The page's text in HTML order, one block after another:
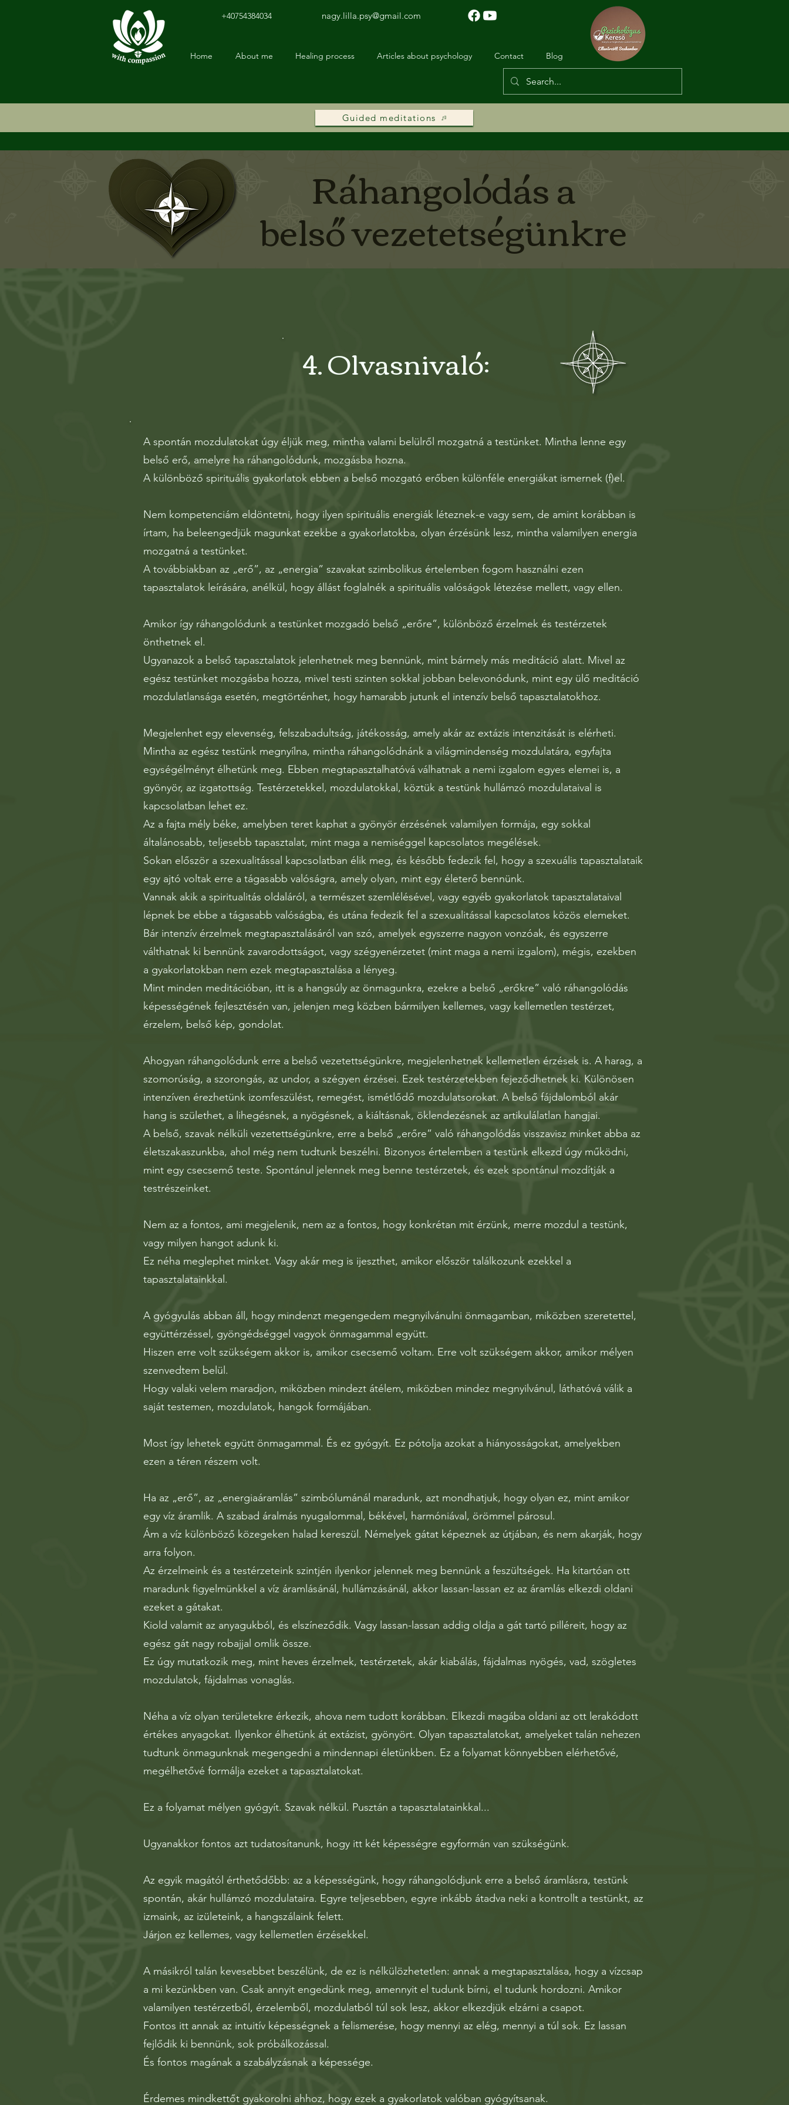
+40754384034 nagy.lilla.psy@gmail.com
Home About me Healing process Articles about psychology Contact Blog
Guided meditations
Ráhangolódás a
belső vezetetségünkre
4. Olvasnivaló:
A spontán mozdulatokat úgy éljük meg, mintha valami belülről mozgatná a testünket. Mintha lenne egy
belső erő, amelyre ha ráhangolódunk, mozgásba hozna.
A különböző spirituális gyakorlatok ebben a belső mozgató erőben különféle energiákat ismernek (f)el.
Nem kompetenciám eldöntetni, hogy ilyen spirituális energiák léteznek-e vagy sem, de amint korábban is
írtam, ha beleengedjük magunkat ezekbe a gyakorlatokba, olyan érzésünk lesz, mintha valamilyen energia
mozgatná a testünket.
A továbbiakban az „erő”, az „energia” szavakat szimbolikus értelemben fogom használni ezen
tapasztalatok leírására, anélkül, hogy állást foglalnék a spirituális valóságok létezése mellett, vagy ellen.
Amikor így ráhangolódunk a testünket mozgadó belső „erőre”, különböző érzelmek és testérzetek
önthetnek el.
Ugyanazok a belső tapasztalatok jelenhetnek meg bennünk, mint bármely más meditáció alatt. Mivel az
egész testünket mozgásba hozza, mivel testi szinten sokkal jobban belevonódunk, mint egy ülő meditáció
mozdulatlansága esetén, megtörténhet, hogy hamarabb jutunk el intenzív belső tapasztalatokhoz.
Megjelenhet egy elevenség, felszabadultság, játékosság, amely akár az extázis intenzitását is elérheti.
Mintha az egész testünk megnyílna, mintha ráhangolódnánk a világmindenség mozdulatára, egyfajta
egységélményt élhetünk meg. Ebben megtapasztalhatóvá válhatnak a nemi izgalom egyes elemei is, a
gyönyör, az izgatottság. Testérzetekkel, mozdulatokkal, köztük a testünk hullámzó mozdulataival is
kapcsolatban lehet ez.
Az a fajta mély béke, amelyben teret kaphat a gyönyör érzésének valamilyen formája, egy sokkal
általánosabb, teljesebb tapasztalat, mint maga a nemiséggel kapcsolatos megélések.
Sokan először a szexualitással kapcsolatban élik meg, és később fedezik fel, hogy a szexuális tapasztalataik
egy ajtó voltak erre a tágasabb valóságra, amely olyan, mint egy életerő bennünk.
Vannak akik a spiritualitás oldaláról, a természet szemlélésével, vagy egyéb gyakorlatok tapasztalataival
lépnek be ebbe a tágasabb valóságba, és utána fedezik fel a szexualitással kapcsolatos közös elemeket.
Bár intenzív érzelmek megtapasztalásáról van szó, amelyek egyszerre nagyon vonzóak, és egyszerre
válthatnak ki bennünk zavarodottságot, vagy szégyenérzetet (mint maga a nemi izgalom), mégis, ezekben
a gyakorlatokban nem ezek megtapasztalása a lényeg.
Mint minden meditációban, itt is a hangsúly az önmagunkra, ezekre a belső „erőkre” való ráhangolódás
képességének fejlesztésén van, jelenjen meg közben bármilyen kellemes, vagy kellemetlen testérzet,
érzelem, belső kép, gondolat.
Ahogyan ráhangolódunk erre a belső vezetettségünkre, megjelenhetnek kellemetlen érzések is. A harag, a
szomorúság, a szorongás, az undor, a szégyen érzései. Ezek testérzetekben fejeződhetnek ki. Különösen
intenzíven érezhetünk izomfeszülést, remegést, ismétlődő mozdulatsorokat. A belső fájdalomból akár
hang is születhet, a lihegésnek, a nyögésnek, a kiáltásnak, öklendezésnek az artikulálatlan hangjai.
A belső, szavak nélküli vezetettségünkre, erre a belső „erőre” való ráhangolódás visszavisz minket abba az
életszakaszunkba, ahol még nem tudtunk beszélni. Bizonyos értelemben a testünk elkezd úgy működni,
mint egy csecsemő teste. Spontánul jelennek meg benne testérzetek, és ezek spontánul mozdítják a
testrészeinket.
Nem az a fontos, ami megjelenik, nem az a fontos, hogy konkrétan mit érzünk, merre mozdul a testünk,
vagy milyen hangot adunk ki.
Ez néha meglephet minket. Vagy akár meg is ijeszthet, amikor először találkozunk ezekkel a
tapasztalatainkkal.
A gyógyulás abban áll, hogy mindenzt megengedem megnyilvánulni önmagamban, miközben szeretettel,
együttérzéssel, gyöngédséggel vagyok önmagammal együtt.
Hiszen erre volt szükségem akkor is, amikor csecsemő voltam. Erre volt szükségem akkor, amikor mélyen
szenvedtem belül.
Hogy valaki velem maradjon, miközben mindezt átélem, miközben mindez megnyilvánul, láthatóvá válik a
saját testemen, mozdulatok, hangok formájában.
Most így lehetek együtt önmagammal. És ez gyógyít. Ez pótolja azokat a hiányosságokat, amelyekben
ezen a téren részem volt.
Ha az „erő”, az „energiaáramlás” szimbólumánál maradunk, azt mondhatjuk, hogy olyan ez, mint amikor
egy víz áramlik. A szabad áralmás nyugalommal, békével, harmóniával, örömmel párosul.
Ám a víz különböző közegeken halad kereszül. Némelyek gátat képeznek az útjában, és nem akarják, hogy
arra folyon.
Az érzelmeink és a testérzeteink szintjén ilyenkor jelennek meg bennünk a feszültségek. Ha kitartóan ott
maradunk figyelmünkkel a víz áramlásánál, hullámzásánál, akkor lassan-lassan ez az áramlás elkezdi oldani
ezeket a gátakat.
Kiold valamit az anyagukból, és elszíneződik. Vagy lassan-lassan addig oldja a gát tartó pilléreit, hogy az
egész gát nagy robajjal omlik össze.
Ez úgy mutatkozik meg, mint heves érzelmek, testérzetek, akár kiabálás, fájdalmas nyögés, vad, szögletes
mozdulatok, fájdalmas vonaglás.
Néha a víz olyan területekre érkezik, ahova nem tudott korábban. Elkezdi magába oldani az ott lerakódott
értékes anyagokat. Ilyenkor élhetünk át extázist, gyönyört. Olyan tapasztalatokat, amelyeket talán nehezen
tudtunk önmagunknak megengedni a mindennapi életünkben. Ez a folyamat könnyebben elérhetővé,
megélhetővé formálja ezeket a tapasztalatokat.
Ez a folyamat mélyen gyógyít. Szavak nélkül. Pusztán a tapasztalatainkkal...
Ugyanakkor fontos azt tudatosítanunk, hogy itt két képességre egyformán van szükségünk.
Az egyik magától érthetődőbb: az a képességünk, hogy ráhangolódjunk erre a belső áramlásra, testünk
spontán, akár hullámzó mozdulataira. Egyre teljesebben, egyre inkább átadva neki a kontrollt a testünkt, az
izmaink, az izületeink, a hangszálaink felett.
Járjon ez kellemes, vagy kellemetlen érzésekkel.
A másikról talán kevesebbet beszélünk, de ez is nélkülözhetetlen: annak a megtapasztalása, hogy a vízcsap
a mi kezünkben van. Csak annyit engedünk meg, amennyit el tudunk bírni, el tudunk hordozni. Amikor
valamilyen testérzetből, érzelemből, mozdulatból túl sok lesz, akkor elkezdjük elzárni a csapot.
Fontos itt annak az intuitív képességnek a felismerése, hogy mennyi az elég, mennyi a túl sok. Ez lassan
fejlődik ki bennünk, sok próbálkozással.
És fontos magának a szabályzásnak a képessége.
Érdemes mindkettőt gyakorolni ahhoz, hogy ezek a gyakorlatok valóban gyógyítsanak.